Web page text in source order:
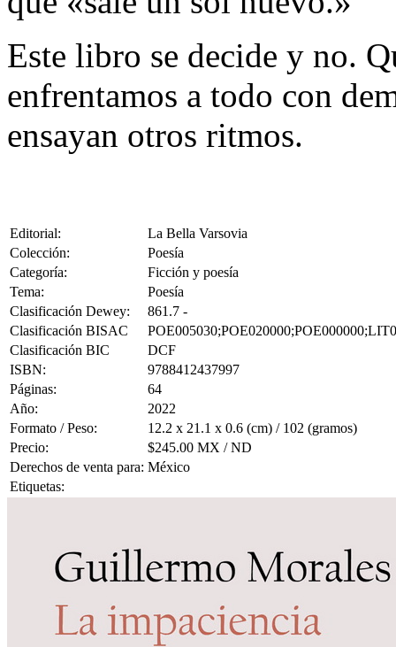
Este libro se decide y no.
enfrentamos a todo con
ensayan otros ritmos.
Editorial:
La Bella Varsovia
Colección:
Poesía
Categoría:
Ficción y poesía
Tema:
Poesía
Clasificación Dewey:
861.7 -
Clasificación BISAC
Clasificación BIC
DCF
ISBN:
9788412437997
Páginas:
64
Año:
2022
Formato / Peso:
12.2 x 21.1 x 0.6 (cm) / 102 (gramos)
Precio:
$245.00 MX / ND
Derechos de venta para: México
Etiquetas: